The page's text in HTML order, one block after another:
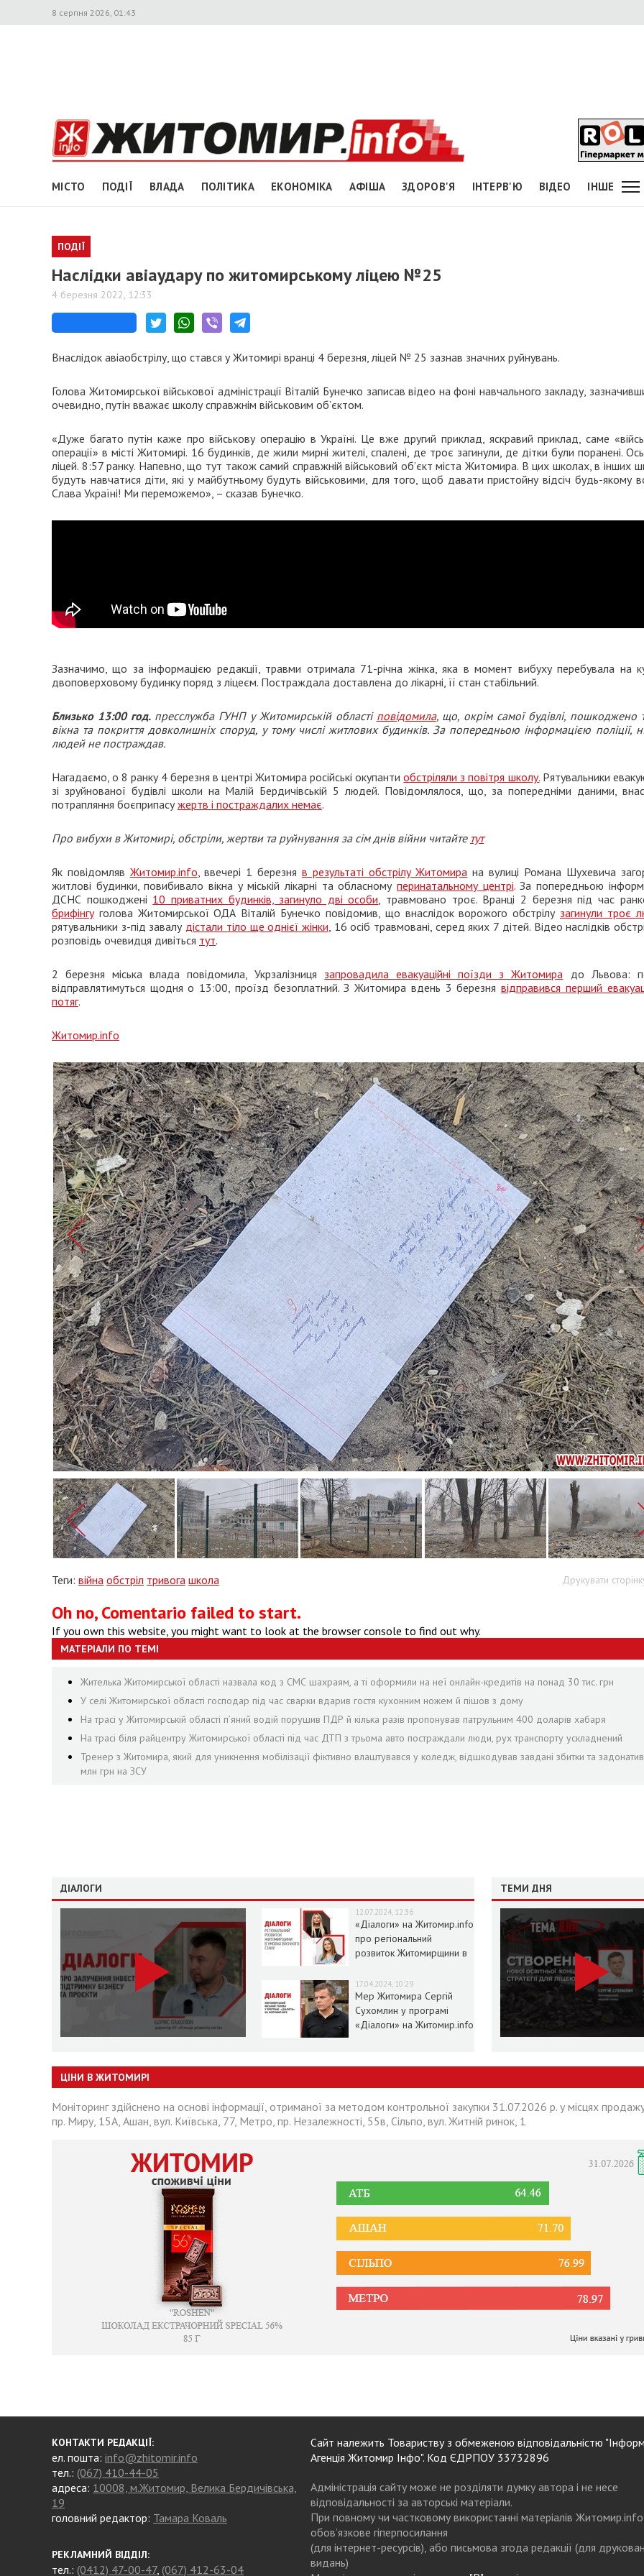
8 серпня 2026, 01:43
МІСТО ПОДІЇ ВЛАДА ПОЛІТИКА ЕКОНОМІКА АФІША ЗДОРОВ'Я ІНТЕРВ'Ю ВІДЕО ІНШЕ
ПОДІЇ
Наслідки авіаудару по житомирському ліцею №25
4 березня 2022, 12:33
Внаслідок авіаобстрілу, що стався у Житомирі вранці 4 березня, ліцей № 25 зазнав значних руйнувань.
Голова Житомирської військової адміністрації Віталій Бунечко записав відео на фоні навчального закладу,
очевидно, путін вважає школу справжнім військовим об’єктом.
«Дуже багато путін каже про військову операцію в Україні. Це вже другий приклад, яскравий приклад, саме
операції» в місті Житомирі. 16 будинків, де жили мирні жителі, спалені, де троє загинули, де дітки були поранені.
ліцей. 8:57 ранку. Напевно, що тут також самий справжній військовий об’єкт міста Житомира. В цих школах, в інших
будуть навчатися діти, які у майбутньому будуть військовими, для того, щоб давати пристойну відсіч будь-якому
Слава Україні! Ми переможемо», – сказав Бунечко.
Зазначимо, що за інформацією редакції, травми отримала 71-річна жінка, яка в момент вибуху перебувала на
двоповерховому будинку поряд з ліцеєм. Постраждала доставлена до лікарні, її стан стабільний.
Близько 13:00 год.пресслужба ГУНП у Житомирській області повідомила, що, окрім самої будівлі, пошкоджено
вікна та покриття довколишніх споруд, у тому числі житлових будинків. За попередньою інформацією поліції,
людей не постраждав.
Нагадаємо, о 8 ранку 4 березня в центрі Житомира російські окупантиобстріляли з повітря школу.Рятувальники
зі зруйнованої будівлі школи на Малій Бердичівській 5 людей. Повідомлялося, що, за попередніми даними,
потрапляння боєприпасужертв і постраждалих немає.
Про вибухи в Житомирі, обстріли, жертви та руйнування за сім днів війни читайте тут
Як повідомляв Житомир.info, ввечері 1 березня в результаті обстрілу Житомира на вулиці Романа Шухевича
житлові будинки, повибивало вікна у міській лікарні та обласному перинатальному центрі. За попередньою
ДСНС пошкоджені 10 приватних будинків, загинуло дві особи, травмовано троє. Вранці 2 березня під час
брифінгуголова Житомирської ОДА Віталій Бунечко повідомив, що внаслідок ворожого обстрілу загинули троє
рятувальники з-під завалу дістали тіло ще однієї жінки, 16 осіб травмовані, серед яких 7 дітей. Відео наслідків
розповідь очевидця дивіться тут.
2 березня міська влада повідомила, Укрзалізниця запровадила евакуаційні поїзди з Житомира до Львова:
відправлятимуться щодня о 13:00, проїзд безоплатний. З Житомира вдень 3 березнявідправився перший
потяг.
Житомир.info
Друкувати
Теги: війна обстріл тривога школа
Oh no, Comentario failed to start.
If you own this website, you might want to look at the browser console to find out why.
МАТЕРІАЛИ ПО ТЕМІ
Жителька Житомирської області назвала код з СМС шахраям, а ті оформили на неї онлайн-кредитів на понад 30 тис. грн
У селі Житомирської області господар під час сварки вдарив гостя кухонним ножем й пішов з дому
На трасі у Житомирській області п’яний водій порушив ПДР й кілька разів пропонував патрульним 400 доларів хабаря
На трасі біля райцентру Житомирської області під час ДТП з трьома авто постраждали люди, рух транспорту ускладнений
Тренер з Житомира, який для уникнення мобілізації фіктивно влаштувався у коледж, відшкодував завдані збитки та
млн грн на ЗСУ
ДІАЛОГИ
12.07.2024, 12:36
«Діалоги» на Житомир.info
про регіональний
розвиток Житомирщини в
17.04.2024, 10:29
Мер Житомира Сергій
Сухомлин у програмі
«Діалоги» на Житомир.info
ТЕМИ ДНЯ
ЦІНИ В ЖИТОМИРІ
Моніторинг здійснено на основі інформації, отриманої за методом контрольної закупки 31.07.2026 р. у місцях
пр. Миру, 15А, Ашан, вул. Київська, 77, Метро, пр. Незалежності, 55в, Сільпо, вул. Житній ринок, 1
КОНТАКТИ РЕДАКЦІЇ:
ел. пошта: info@zhitomir.info
тел.: (067) 410-44-05
адреса: 10008, м.Житомир, Велика Бердичівська,
19
головний редактор: Тамара Коваль
РЕКЛАМНИЙ ВІДДІЛ:
тел.: (0412) 47-00-47, (067) 412-63-04
Сайт належить Товариству з обмеженою відповідальністю
Агенція Житомир Інфо". Код ЄДРПОУ 33732896
Адміністрація сайту може не розділяти думку автора і не несе
відповідальності за авторські матеріали.
При повному чи частковому використанні матеріалів Житомир.info
обов’язкове гіперпосилання
(для інтернет-ресурсів), або письмова згода редакції (для
видань)